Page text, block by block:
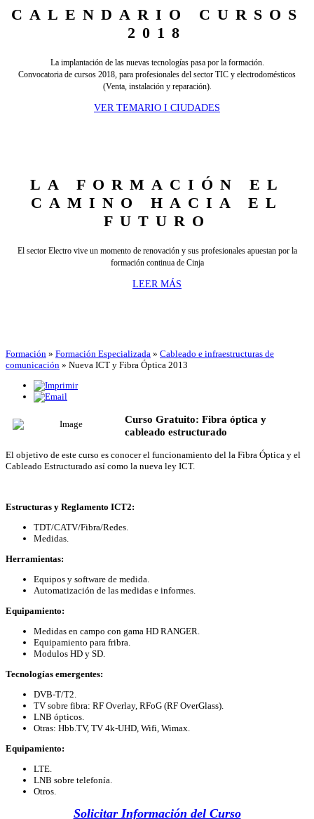
CALENDARIO CURSOS
2018
La implantación de las nuevas tecnologías pasa por la formación.
Convocatoria de cursos 2018, para profesionales del sector TIC y electrodomésticos
(Venta, instalación y reparación).
VER TEMARIO I CIUDADES
LA FORMACIÓN EL
CAMINO HACIA EL
FUTURO
El sector Electro vive un momento de renovación y sus profesionales apuestan por la
formación continua de Cinja
LEER MÁS
Formación » Formación Especializada » Cableado e infraestructuras de
comunicación » Nueva ICT y Fibra Óptica 2013
Curso Gratuito: Fibra óptica y
cableado estructurado
El objetivo de este curso es conocer el funcionamiento del la Fibra Óptica y el
Cableado Estructurado así como la nueva ley ICT.
Estructuras y Reglamento ICT2:
TDT/CATV/Fibra/Redes.
Medidas.
Herramientas:
Equipos y software de medida.
Automatización de las medidas e informes.
Equipamiento:
Medidas en campo con gama HD RANGER.
Equipamiento para fribra.
Modulos HD y SD.
Tecnologías emergentes:
DVB-T/T2.
TV sobre fibra: RF Overlay, RFoG (RF OverGlass).
LNB ópticos.
Otras: Hbb.TV, TV 4k-UHD, Wifi, Wimax.
Equipamiento:
LTE.
LNB sobre telefonía.
Otros.
Solicitar Información del Curso